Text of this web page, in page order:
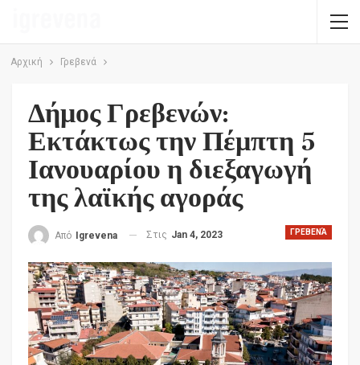
Αρχική Γρεβενά
Δήμος Γρεβενών:
Εκτάκτως την Πέμπτη 5
Ιανουαρίου η διεξαγωγή
της λαϊκής αγοράς
ΓΡΕΒΕΝΆ
Από Igrevena Στις Jan 4, 2023